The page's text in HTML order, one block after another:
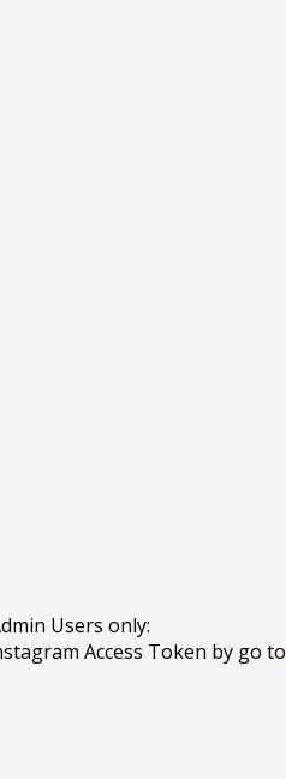
Users only:
Access Token by go to